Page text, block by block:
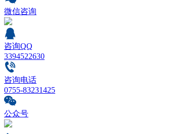
微信咨询
咨询QQ
3394522630
咨询电话
0755-83231425
公众号